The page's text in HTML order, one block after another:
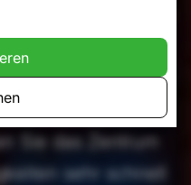
schöne Natur und
Hotel liegt im
und dank dieser
Sie das Zentrum
sehr schnell